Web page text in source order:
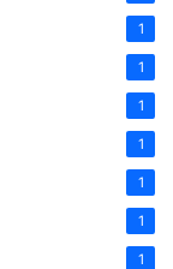
1
1
1
1
1
1
1